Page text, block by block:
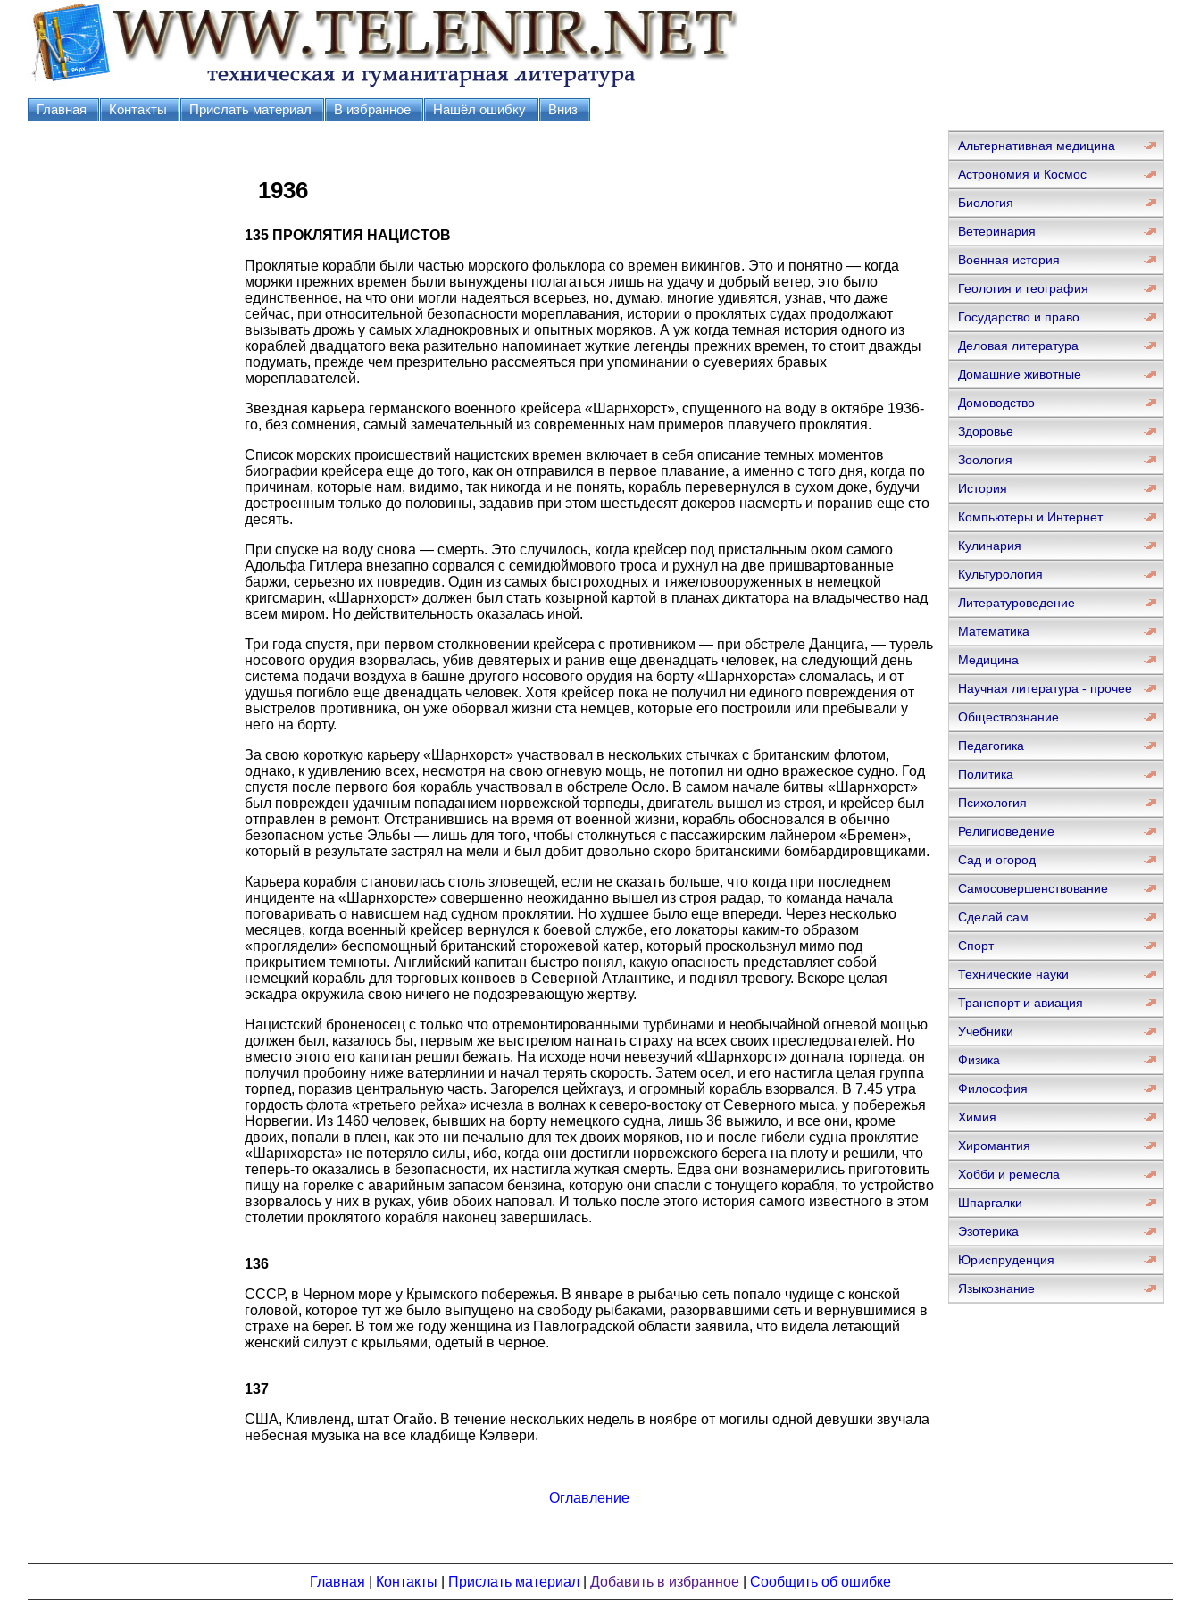
Главная Контакты Прислать материал В избранное Нашёл ошибку Вниз
1936
135 ПРОКЛЯТИЯ НАЦИСТОВ
Проклятые корабли были частью морского фольклора со времен викингов. Это и понятно — когда
моряки прежних времен были вынуждены полагаться лишь на удачу и добрый ветер, это было
единственное, на что они могли надеяться всерьез, но, думаю, многие удивятся, узнав, что даже
сейчас, при относительной безопасности мореплавания, истории о проклятых судах продолжают
вызывать дрожь у самых хладнокровных и опытных моряков. А уж когда темная история одного из
кораблей двадцатого века разительно напоминает жуткие легенды прежних времен, то стоит дважды
подумать, прежде чем презрительно рассмеяться при упоминании о суевериях бравых
мореплавателей.
Звездная карьера германского военного крейсера «Шарнхорст», спущенного на воду в октябре 1936-
го, без сомнения, самый замечательный из современных нам примеров плавучего проклятия.
Список морских происшествий нацистских времен включает в себя описание темных моментов
биографии крейсера еще до того, как он отправился в первое плавание, а именно с того дня, когда по
причинам, которые нам, видимо, так никогда и не понять, корабль перевернулся в сухом доке, будучи
достроенным только до половины, задавив при этом шестьдесят докеров насмерть и поранив еще сто
десять.
При спуске на воду снова — смерть. Это случилось, когда крейсер под пристальным оком самого
Адольфа Гитлера внезапно сорвался с семидюймового троса и рухнул на две пришвартованные
баржи, серьезно их повредив. Один из самых быстроходных и тяжеловооруженных в немецкой
кригсмарин, «Шарнхорст» должен был стать козырной картой в планах диктатора на владычество над
всем миром. Но действительность оказалась иной.
Три года спустя, при первом столкновении крейсера с противником — при обстреле Данцига, — турель
носового орудия взорвалась, убив девятерых и ранив еще двенадцать человек, на следующий день
система подачи воздуха в башне другого носового орудия на борту «Шарнхорста» сломалась, и от
удушья погибло еще двенадцать человек. Хотя крейсер пока не получил ни единого повреждения от
выстрелов противника, он уже оборвал жизни ста немцев, которые его построили или пребывали у
него на борту.
За свою короткую карьеру «Шарнхорст» участвовал в нескольких стычках с британским флотом,
однако, к удивлению всех, несмотря на свою огневую мощь, не потопил ни одно вражеское судно. Год
спустя после первого боя корабль участвовал в обстреле Осло. В самом начале битвы «Шарнхорст»
был поврежден удачным попаданием норвежской торпеды, двигатель вышел из строя, и крейсер был
отправлен в ремонт. Отстранившись на время от военной жизни, корабль обосновался в обычно
безопасном устье Эльбы — лишь для того, чтобы столкнуться с пассажирским лайнером «Бремен»,
который в результате застрял на мели и был добит довольно скоро британскими бомбардировщиками.
Карьера корабля становилась столь зловещей, если не сказать больше, что когда при последнем
инциденте на «Шарнхорсте» совершенно неожиданно вышел из строя радар, то команда начала
поговаривать о нависшем над судном проклятии. Но худшее было еще впереди. Через несколько
месяцев, когда военный крейсер вернулся к боевой службе, его локаторы каким-то образом
«проглядели» беспомощный британский сторожевой катер, который проскользнул мимо под
прикрытием темноты. Английский капитан быстро понял, какую опасность представляет собой
немецкий корабль для торговых конвоев в Северной Атлантике, и поднял тревогу. Вскоре целая
эскадра окружила свою ничего не подозревающую жертву.
Нацистский броненосец с только что отремонтированными турбинами и необычайной огневой мощью
должен был, казалось бы, первым же выстрелом нагнать страху на всех своих преследователей. Но
вместо этого его капитан решил бежать. На исходе ночи невезучий «Шарнхорст» догнала торпеда, он
получил пробоину ниже ватерлинии и начал терять скорость. Затем осел, и его настигла целая группа
торпед, поразив центральную часть. Загорелся цейхгауз, и огромный корабль взорвался. В 7.45 утра
гордость флота «третьего рейха» исчезла в волнах к северо-востоку от Северного мыса, у побережья
Норвегии. Из 1460 человек, бывших на борту немецкого судна, лишь 36 выжило, и все они, кроме
двоих, попали в плен, как это ни печально для тех двоих моряков, но и после гибели судна проклятие
«Шарнхорста» не потеряло силы, ибо, когда они достигли норвежского берега на плоту и решили, что
теперь-то оказались в безопасности, их настигла жуткая смерть. Едва они вознамерились приготовить
пищу на горелке с аварийным запасом бензина, которую они спасли с тонущего корабля, то устройство
взорвалось у них в руках, убив обоих наповал. И только после этого история самого известного в этом
столетии проклятого корабля наконец завершилась.
136
СССР, в Черном море у Крымского побережья. В январе в рыбачью сеть попало чудище с конской
головой, которое тут же было выпущено на свободу рыбаками, разорвавшими сеть и вернувшимися в
страхе на берег. В том же году женщина из Павлоградской области заявила, что видела летающий
женский силуэт с крыльями, одетый в черное.
137
США, Кливленд, штат Огайо. В течение нескольких недель в ноябре от могилы одной девушки звучала
небесная музыка на все кладбище Кэлвери.
Оглавление
Альтернативная медицина
Астрономия и Космос
Биология
Ветеринария
Военная история
Геология и география
Государство и право
Деловая литература
Домашние животные
Домоводство
Здоровье
Зоология
История
Компьютеры и Интернет
Кулинария
Культурология
Литературоведение
Математика
Медицина
Научная литература - прочее
Обществознание
Педагогика
Политика
Психология
Религиоведение
Сад и огород
Самосовершенствование
Сделай сам
Спорт
Технические науки
Транспорт и авиация
Учебники
Физика
Философия
Химия
Хиромантия
Хобби и ремесла
Шпаргалки
Эзотерика
Юриспруденция
Языкознание
Главная Контакты Прислать материал| Добавить в избранное| Сообщить об ошибке